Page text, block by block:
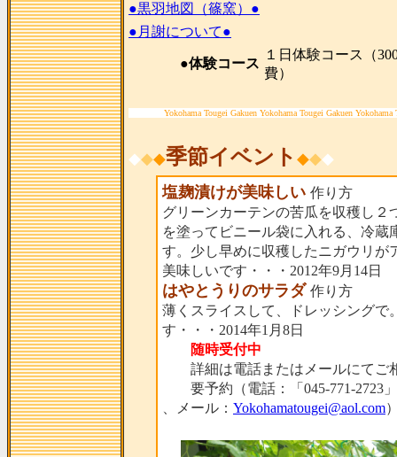
●黒羽地図（篠窯）●
●月謝について●
●体験コース
１日体験コース（
費）
Yokohama Tougei Gakuen Yokohama Tougei Gakuen
◆◆◆季節イベント ◆◆◆
塩麹漬けが美味しい 作り方
グリーンカーテンの苦瓜を収穫し
を塗ってビニール袋に入れる、冷
す。少し早めに収穫したニガウリが
美味しいです・・・2012年9月14日
はやとうりのサラダ 作り方
薄くスライスして、ドレッシングで
す・・・2014年1月8日
随時受付中
詳細は電話またはメールにてご
要予約（電話：「045-771-2723」
、メール： Yokohamatougei@aol.com